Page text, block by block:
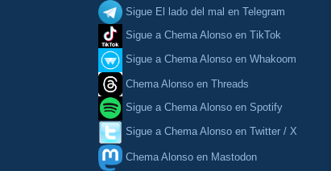
Sigue El lado del mal en Telegram
Sigue a Chema Alonso en TikTok
Sigue a Chema Alonso en Whakoom
Chema Alonso en Threads
Sigue a Chema Alonso en Spotify
Sigue a Chema Alonso en Twitter / X
Chema Alonso en Mastodon